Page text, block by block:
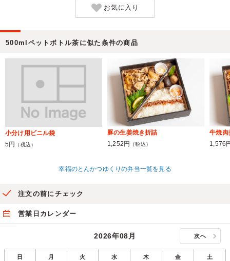
お気に入り
500mlペットボトル茶に似た条件の商品
小分け用ビニル袋
5円
（税込）
豚の生姜焼き折詰
1,252円
（税込）
牛焼肉
1,576
幸福のとんかつゆくりの弁当一覧を見る
注文の前にチェック
営業日カレンダー
2026年08月 次へ
日 月 火 水 木 金 土